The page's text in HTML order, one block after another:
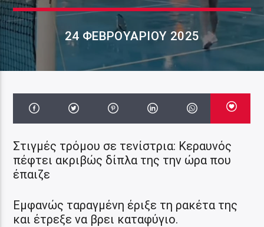
24 ΦΕΒΡΟΥΑΡΊΟΥ 2025
Στιγμές τρόμου σε τενίστρια: Κεραυνός
πέφτει ακριβώς δίπλα της την ώρα που
έπαιζε
Εμφανώς ταραγμένη έριξε τη ρακέτα της
και έτρεξε να βρει καταφύγιο.